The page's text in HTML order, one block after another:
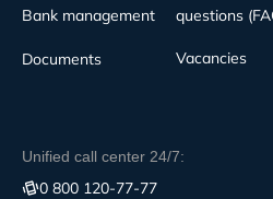
Bank management
Documents
questions
Vacancies
Unified call center 24/7:
0 800 120-77-77